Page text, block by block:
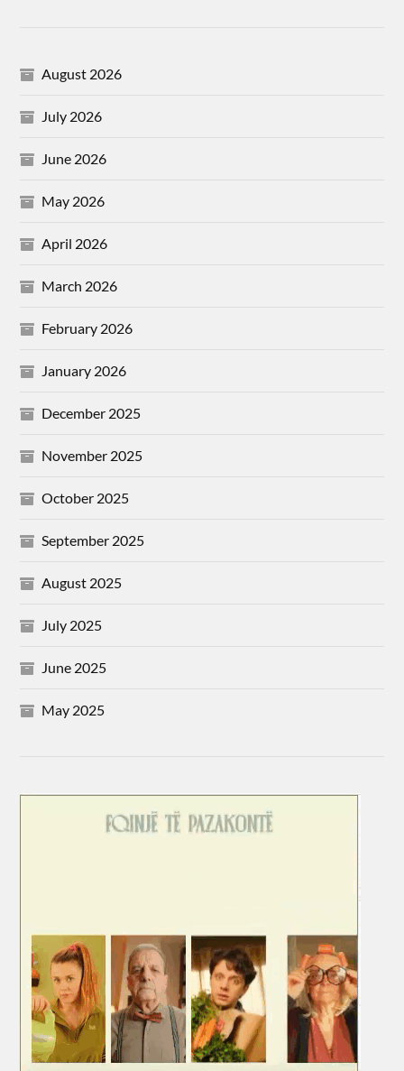
August 2026
July 2026
June 2026
May 2026
April 2026
March 2026
February 2026
January 2026
December 2025
November 2025
October 2025
September 2025
August 2025
July 2025
June 2025
May 2025